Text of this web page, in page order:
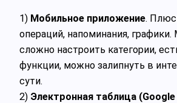
1) Мобильное приложение.
операций, напоминания,
сложно настроить категории,
функции, можно залипнуть в
сути.
2) Электронная таблица